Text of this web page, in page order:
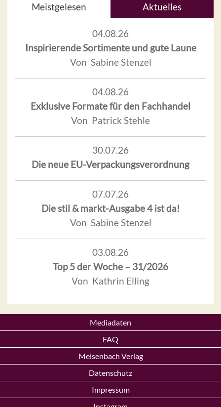
Meistgelesen Aktuelles
04.08.26
Inspirierende Sortimente und gute Laune
Von Sabine Stenzel
04.08.26
Exklusive Formate für den Fachhandel
Von Patrick Stehle
30.07.26
Die neue EU-Verpackungsverordnung
07.07.26
Die stil & markt-Ausgabe 4 ist da!
Von Sabine Stenzel
03.08.26
Top 5 der Woche – 31/2026
Von Kathrin Elling
Mediadaten
FAQ
Meisenbach Verlag
Datenschutz
Impressum